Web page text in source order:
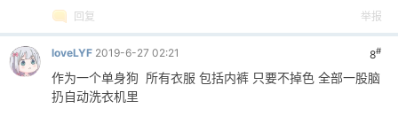
回复 举报
8#
loveLYF 2019-6-27 02:21
作为一个单身狗 所有衣服 包括内裤 只要不掉色 全部一股脑
扔自动洗衣机里